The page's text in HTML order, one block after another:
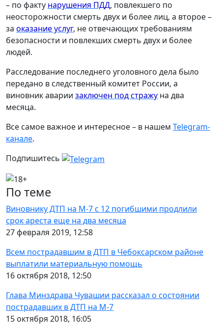
– по факту нарушения ПДД, повлекшего по
неосторожности смерть двух и более лиц, а второе –
за оказание услуг, не отвечающих требованиям
безопасности и повлекших смерть двух и более
людей.
Расследование последнего уголовного дела было
передано в следственный комитет России, а
виновник аварии заключен под стражу на два
месяца.
Все самое важное и интересное – в нашем Telegram-
канале.
Подпишитесь
По теме
Виновнику ДТП на М-7 с 12 погибшими продлили
срок ареста еще на два месяца
27 февраля 2019, 12:58
Всем пострадавшим в ДТП в Чебоксарском районе
выплатили материальную помощь
16 октября 2018, 12:50
Глава Минздрава Чувашии рассказал о состоянии
пострадавших в ДТП на М-7
15 октября 2018, 16:05